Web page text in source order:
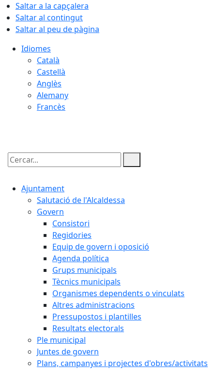
Saltar a la capçalera
Saltar al contingut
Saltar al peu de pàgina
Idiomes
Català
Castellà
Anglès
Alemany
Francès
Cercar:
Ajuntament
Salutació de l'Alcaldessa
Govern
Consistori
Regidories
Equip de govern i oposició
Agenda política
Grups municipals
Tècnics municipals
Organismes dependents o vinculats
Altres administracions
Pressupostos i plantilles
Resultats electorals
Ple municipal
Juntes de govern
Plans, campanyes i projectes d'obres/activitats